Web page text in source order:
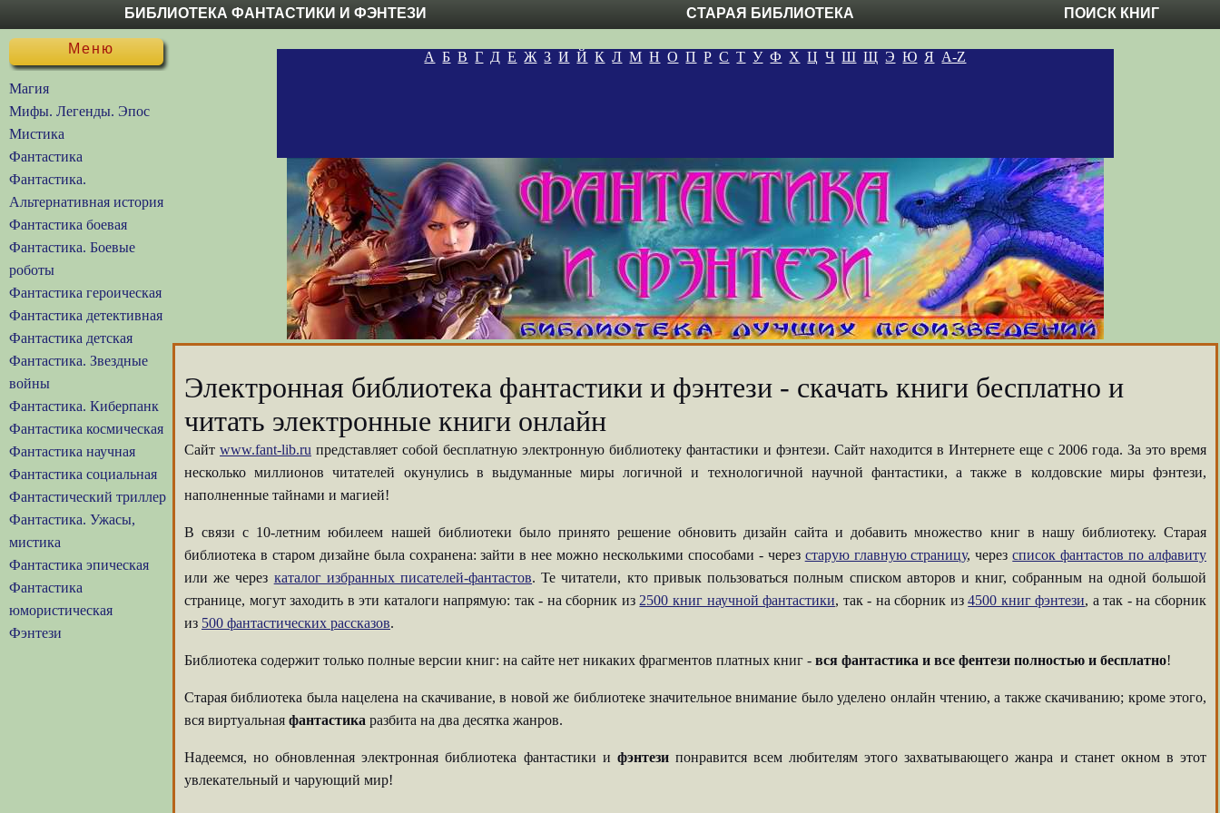
БИБЛИОТЕКА ФАНТАСТИКИ И ФЭНТЕЗИ СТАРАЯ БИБЛИОТЕКА ПОИСК КНИГ
Меню
Магия
Мифы. Легенды. Эпос
Мистика
Фантастика
Фантастика.
Альтернативная история
Фантастика боевая
Фантастика. Боевые
роботы
Фантастика героическая
Фантастика детективная
Фантастика детская
Фантастика. Звездные
войны
Фантастика. Киберпанк
Фантастика космическая
Фантастика научная
Фантастика социальная
Фантастический триллер
Фантастика. Ужасы,
мистика
Фантастика эпическая
Фантастика
юмористическая
Фэнтези
А Б В Г Д Е Ж З И Й К Л М Н О П Р С Т У Ф Х Ц Ч Ш Щ Э Ю Я A-Z
Электронная библиотека фантастики и фэнтези - скачать книги бесплатно и
читать электронные книги онлайн
Сайт www.fant-lib.ru представляет собой бесплатную электронную библиотеку фантастики и фэнтези. Сайт находится в Интернете еще с 2006 года. За это время
несколько миллионов читателей окунулись в выдуманные миры логичной и технологичной научной фантастики, а также в колдовские миры фэнтези,
наполненные тайнами и магией!
В связи с 10-летним юбилеем нашей библиотеки было принято решение обновить дизайн сайта и добавить множество книг в нашу библиотеку. Старая
библиотека в старом дизайне была сохранена: зайти в нее можно несколькими способами - через старую главную страницу, черезсписок фантастов по алфавиту
или же через каталог избранных писателей-фантастов. Те читатели, кто привык пользоваться полным списком авторов и книг, собранным на одной большой
странице, могут заходить в эти каталоги напрямую: так - на сборник из 2500 книг научной фантастики, так - на сборник из4500 книг фэнтези, а так - на сборник
из 500 фантастических рассказов.
Библиотека содержит только полные версии книг: на сайте нет никаких фрагментов платных книг - вся фантастика и все фентези полностью и бесплатно!
Старая библиотека была нацелена на скачивание, в новой же библиотеке значительное внимание было уделено онлайн чтению, а также скачиванию; кроме этого,
вся виртуальная фантастика разбита на два десятка жанров.
Надеемся, но обновленная электронная библиотека фантастики и фэнтезипонравится всем любителям этого захватывающего жанра и станет окном в этот
увлекательный и чарующий мир!